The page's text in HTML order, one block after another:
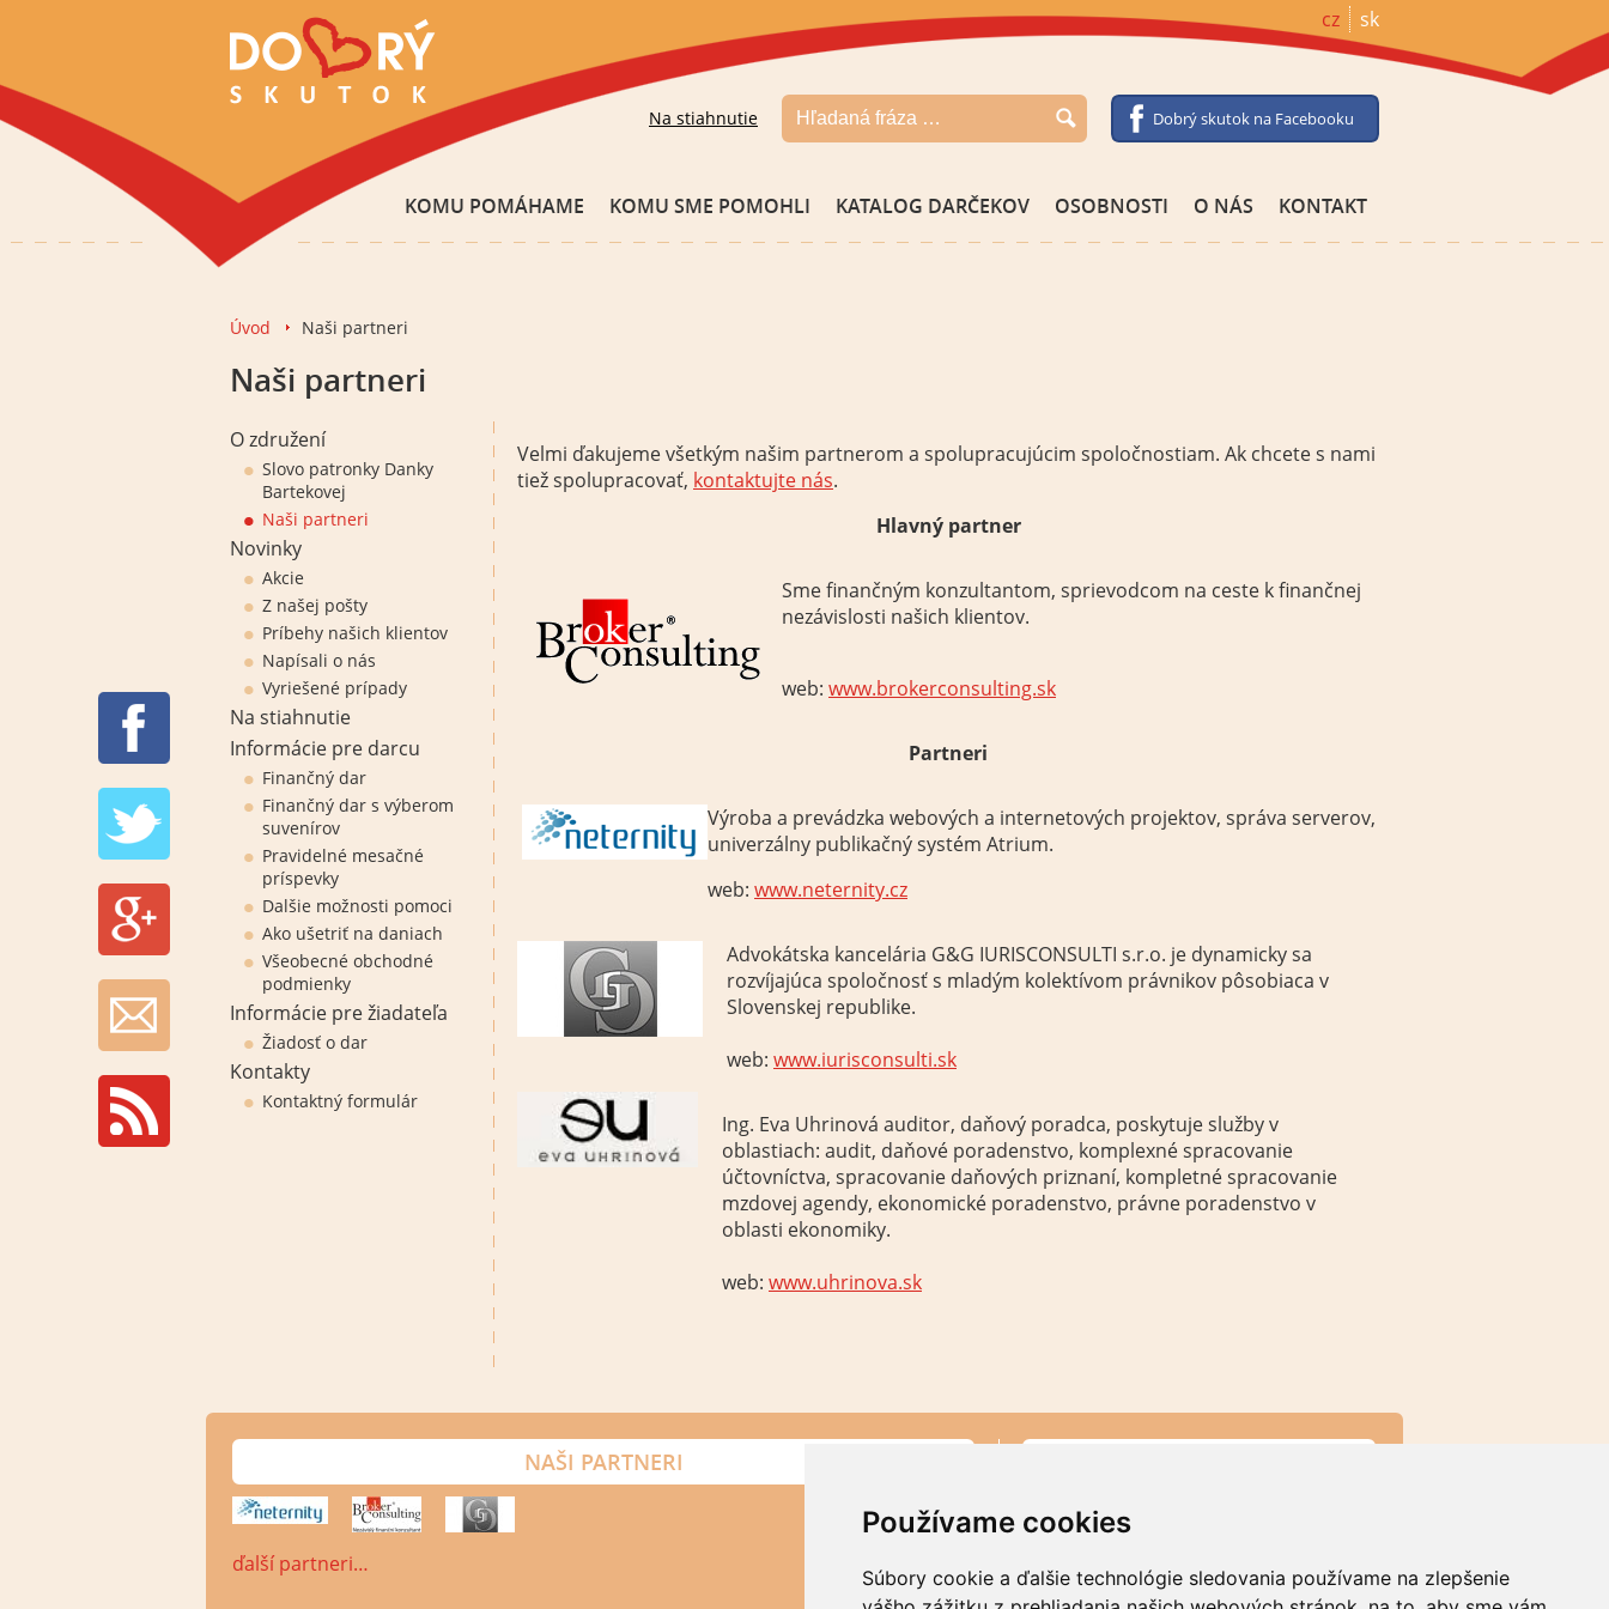
Používame cookies
Súbory cookie a ďalšie technológie sledovania používame na zlepšenie
cz sk
Dobrý skutok na Facebooku
Na stiahnutie
KOMU POMÁHAME KOMU SME POMOHLI KATALOG DARČEKOV OSOBNOSTI O NÁS KONTAKT
Úvod Naši partneri
Naši partneri
O združení
Slovo patronky Danky
Bartekovej
Naši partneri
Novinky
Akcie
Z našej pošty
Príbehy našich klientov
Napísali o nás
Vyriešené prípady
Na stiahnutie
Informácie pre darcu
Finančný dar
Finančný dar s výberom
suvenírov
Pravidelné mesačné
príspevky
Dalšie možnosti pomoci
Ako ušetriť na daniach
Všeobecné obchodné
podmienky
Informácie pre žiadateľa
Žiadosť o dar
Kontakty
Kontaktný formulár
Velmi ďakujeme všetkým našim partnerom a spolupracujúcim spoločnostiam. Ak chcetes nami
tiež spolupracovať, kontaktujte nás.
Hlavný partner
Smefinančným konzultantom, sprievodcom na ceste k finančnej
nezávislosti našich klientov.
web: www.brokerconsulting.sk
Partneri
Výroba a prevádzka webových a internetových projektov, správa serverov,
univerzálny publikačný systém Atrium.
web: www.neternity.cz
Advokátska kancelária G&G IURISCONSULTI s.r.o. je dynamicky sa
rozvíjajúca spoločnosť s mladým kolektívom právnikov pôsobiaca v
Slovenskej republike.
web: www.iurisconsulti.sk
Ing. Eva Uhrinová auditor, daňový poradca, poskytuje služby v
oblastiach: audit, daňové poradenstvo, komplexné spracovanie
účtovníctva, spracovanie daňových priznaní, kompletné spracovanie
mzdovej agendy, ekonomické poradenstvo, právne poradenstvo v
oblasti ekonomiky.
web: www.uhrinova.sk
NAŠI PARTNERI
ďalší partneri…
Erika Süčová
+421 902 943 103
Ďalšie kontakty...